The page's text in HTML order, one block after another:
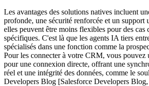
Les avantages des solutions natives incluent
profonde, une sécurité renforcée et un support
elles peuvent être moins flexibles pour des cas
spécifiques. C'est là que les agents IA tiers
spécialisés dans une fonction comme la
Pour les connecter à votre CRM, vous
pour une connexion directe, offrant une
réel et une intégrité des données, comme le
Developers Blog [Salesforce Developers